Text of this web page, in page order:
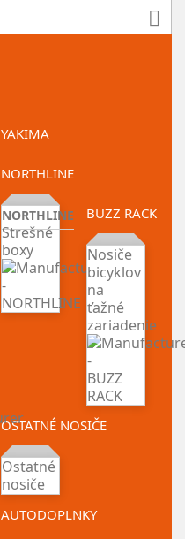

YAKIMA
NORTHLINE
NORTHLINE
Strešné
boxy
BUZZ RACK
Nosiče
bicyklov
na
ťažné
zariadenie
OSTATNÉ NOSIČE
Ostatné
nosiče
AUTODOPLNKY